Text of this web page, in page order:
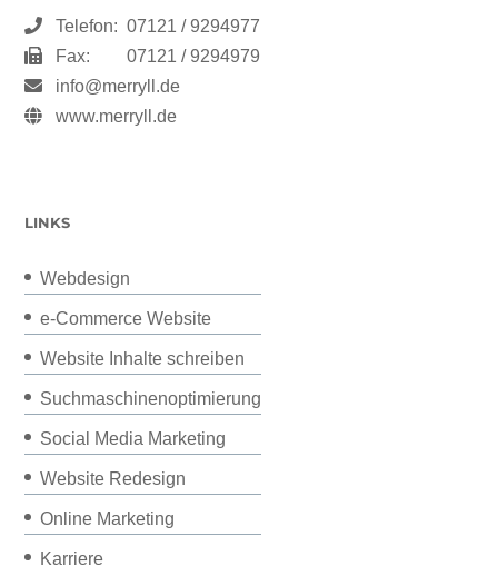
Telefon: 07121 / 9294977
Fax:
07121 / 9294979
info@merryll.de
www.merryll.de
LINKS
Webdesign
e-Commerce Website
Website Inhalte schreiben
Suchmaschinenoptimierung
Social Media Marketing
Website Redesign
Online Marketing
Karriere